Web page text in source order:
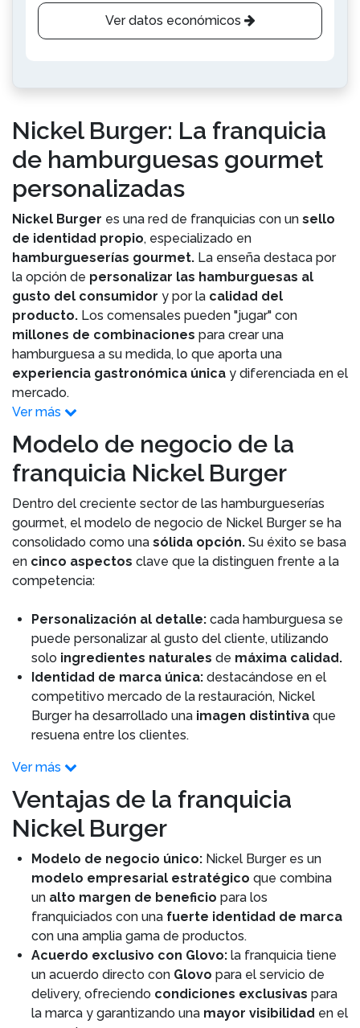
Ver datos económicos
Nickel Burger: La franquicia
de hamburguesas gourmet
personalizadas
Nickel Burger es una red de franquicias con un sello
de identidad propio, especializado en
hamburgueserías gourmet. La enseña destaca por
la opción de personalizar las hamburguesas al
gusto del consumidor y por la calidad del
producto. Los comensales pueden "jugar" con
millones de combinaciones para crear una
hamburguesa a su medida, lo que aporta una
experiencia gastronómica única y diferenciada en el
mercado.
Ver más
Modelo de negocio de la
franquicia Nickel Burger
Dentro del creciente sector de las hamburgueserías
gourmet, el modelo de negocio de Nickel Burger se ha
consolidado como una sólida opción. Su éxito se basa
en cinco aspectos clave que la distinguen frente a la
competencia:
Personalización al detalle: cada hamburguesa se
puede personalizar al gusto del cliente, utilizando
solo ingredientes naturales de máxima calidad.
Identidad de marca única: destacándose en el
competitivo mercado de la restauración, Nickel
Burger ha desarrollado una imagen distintiva que
resuena entre los clientes.
Ver más
Ventajas de la franquicia
Nickel Burger
Modelo de negocio único: Nickel Burger es un
modelo empresarial estratégico que combina
un alto margen de beneficio para los
franquiciados con una fuerte identidad de marca
con una amplia gama de productos.
Acuerdo exclusivo con Glovo: la franquicia tiene
un acuerdo directo con Glovo para el servicio de
delivery, ofreciendo condiciones exclusivas para
la marca y garantizando una mayor visibilidad en el